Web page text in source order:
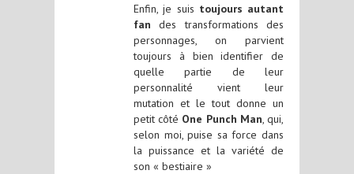
Enfin, je suis toujours autant
fandes transformations des
personnages, on parvient
toujours à bien identifier de
quelle partie de leur
personnalité vient leur
mutation et le tout donne un
petit côté One Punch Man, qui,
selon moi, puise sa force dans
la puissance et la variété de
son « bestiaire »